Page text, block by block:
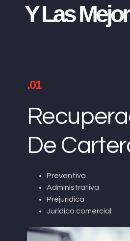
Y Las
.01
De
Preventiva
Administrativa
Prejurídica
Jurídico comercial